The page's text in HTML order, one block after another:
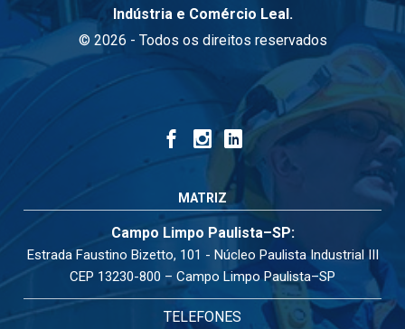
Indústria e Comércio Leal.
© 2026 - Todos os direitos reservados
MATRIZ
Campo Limpo Paulista–SP:
Estrada Faustino Bizetto, 101 - Núcleo Paulista Industrial III
CEP 13230-800 – Campo Limpo Paulista–SP
TELEFONES